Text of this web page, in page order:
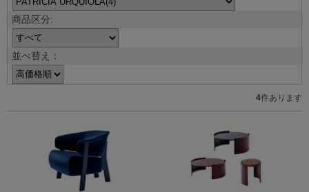
並べ替え：
4件あります